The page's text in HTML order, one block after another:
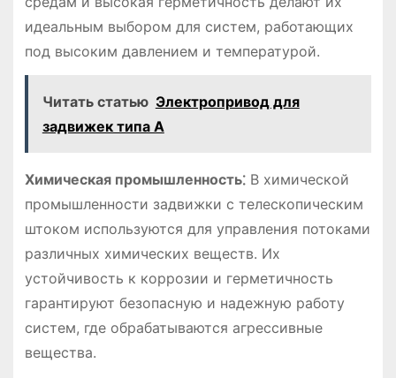
идеальным выбором для систем, работающих
под высоким давлением и температурой.
Читать статью Электропривод для
задвижек типа А
Химическая промышленность⁚В химической
промышленности задвижки с телескопическим
штоком используются для управления потоками
различных химических веществ. Их
устойчивость к коррозии и герметичность
гарантируют безопасную и надежную работу
систем, где обрабатываются агрессивные
вещества.